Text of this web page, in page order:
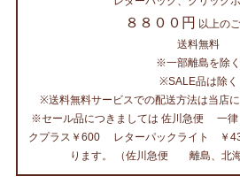
８８００円 以上の
送料無料
※一部離島を除く
※SALE品は除く
※送料無料サービスでの配送方法は当店
※セール品につきましては 佐川急便 一
クプラス￥600 レターパックライト ￥
ります。 （佐川急便 離島、北海